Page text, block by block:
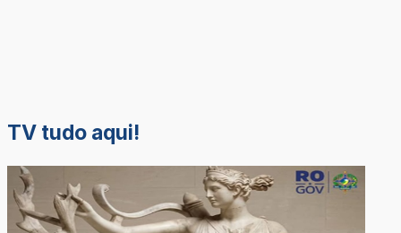
TV tudo aqui!